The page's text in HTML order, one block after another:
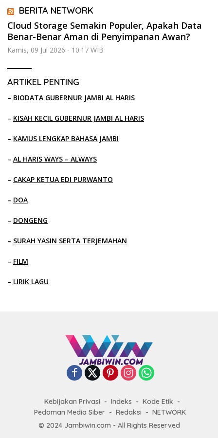
BERITA NETWORK
Cloud Storage Semakin Populer, Apakah Data
Benar-Benar Aman di Penyimpanan Awan?
Kamis, 09 Jul 2026 - 10:17 WIB
ARTIKEL PENTING
– BIODATA GUBERNUR JAMBI AL HARIS
– KISAH KECIL GUBERNUR JAMBI AL HARIS
– KAMUS LENGKAP BAHASA JAMBI
– AL HARIS WAYS – ALWAYS
– CAKAP KETUA EDI PURWANTO
– DOA
– DONGENG
– SURAH YASIN SERTA TERJEMAHAN
– FILM
– LIRIK LAGU
Kebijakan Privasi Indeks
Kode Etik
Pedoman Media Siber
Redaksi
NETWORK
© 2024 Jambiwin.com - All Rights Reserved